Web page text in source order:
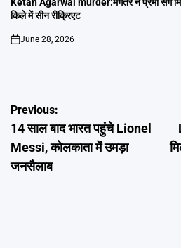
Ketan Agarwal murder:मंगेतर ने प्रेमी संग
किले में सीन रीक्रिएट
on
June 28, 2026
Post
navigation
Previous:
14 साल बाद भारत पहुंचे Lionel
Messi, कोलकाता में उमड़ा
जनसैलाब